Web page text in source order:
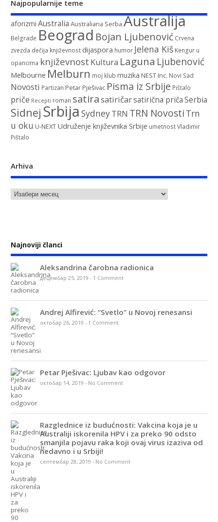
Najpopularnije teme
aforizmi Australia Australiana Serba Australija
Belgrade Beograd Bojan Ljubenović Crvena
zvezda dečija književnostdijaspora humor Jelena Kiš Kengur u
opancima književnost Kultura Laguna Ljubenović
Melbourne Melburn moj klub muzika NEST Inc. Novi Sad
Novosti Partizan Petar Pješivac Pisma iz Srbije Pištalo
priče Recepti roman satirasatiričarsatirična pričaSerbia
Sidnej Srbija SydneyTRN TRN Novosti Trn
u oku U-NEXT Udruženje književnika Srbije umetnostVladimir
Pištalo
Arhiva
Najnoviji članci
Aleksandrina čarobna radionica
децембар 25, 2019 - 1 Comment
Andrej Alfirević: “Svetlo” u Novoj renesansi
октобар 26, 2019 - 1 Comment
Petar Pješivac: Ljubav kao odgovor
октобар 14, 2019 - No Comment
Razglednice iz budućnosti: Vakcina koja je u
Australiji iskorenila HPV i za preko 90 odsto
smanjila pojavu raka koji ovaj virus izaziva od
nedavno i u Srbiji!
септембар 28, 2019 - No Comment